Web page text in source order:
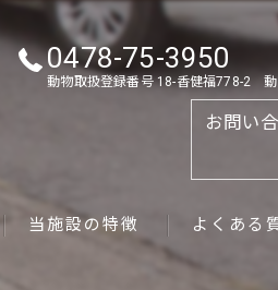
0478-75-3950
動物取扱登録番号 18-香健福778-2
お問い
当施設の特徴 よくある